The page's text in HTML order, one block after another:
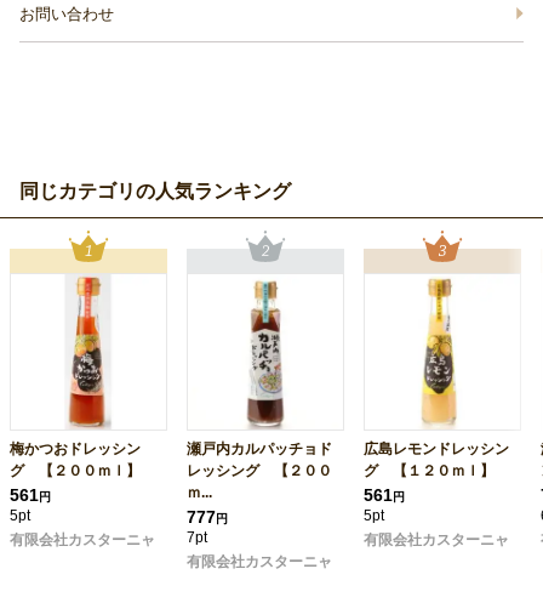
お問い合わせ
同じカテゴリの人気ランキング
梅かつおドレッシン
グ 【２００ｍｌ】
561円
5pt
有限会社カスターニャ
瀬戸内カルパッチョド
レッシング 【２００
ｍ...
777円
7pt
有限会社カスターニャ
広島レモンドレッシン
グ 【１２０ｍｌ】
561円
5pt
有限会社カスターニャ